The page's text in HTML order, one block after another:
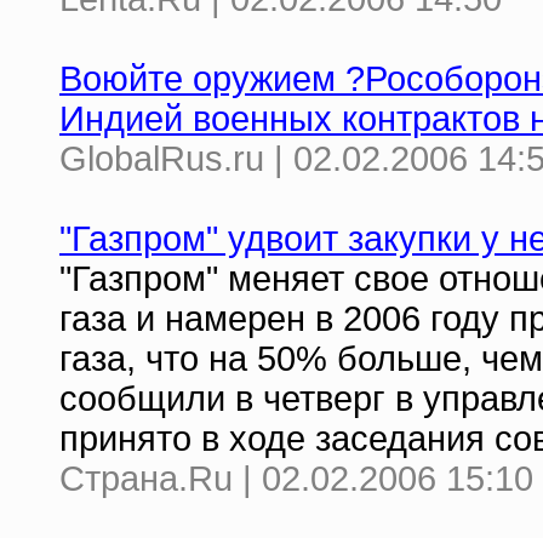
Воюйте оружием
Индией военных контрактов
GlobalRus.ru | 02.02.2006
"Газпром" удвоит закупки у
"Газпром" меняет свое
газа и намерен в 2006 году
газа, что на 50% больше,
сообщили в четверг в
принято в ходе заседания
Страна.Ru | 02.02.2006 15:10